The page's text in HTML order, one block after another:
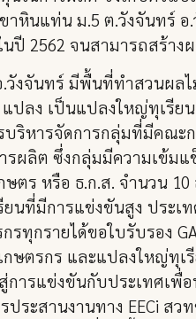
นแท่น ม.5 ต.วังจันทร์ อ
นปี 2562 จนสามารถสร้า
งจันทร์ มีพื้นที่ทำสวนผล
ลง เป็นแปลงใหญ่ทุเรี
หารจัดการกลุ่มที่มีคณะ
ลิต ซึ่งกลุ่มมีความเข้มแ
ตร หรือ ธ.ก.ส. จำนวน
ที่มีการแข่งขันสูง ประ
ทุกรายได้ขอใบรับรอง
กษตรกร และแปลงใหญ่ทุ
การแข่งขันกับประเทศเ
ระสานงานทาง EECi สว